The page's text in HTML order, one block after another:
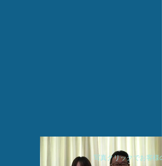
写真クリックでお客